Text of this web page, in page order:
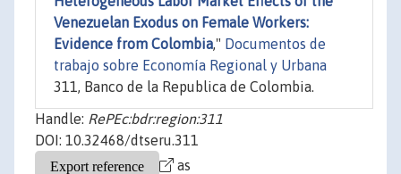
Venezuelan Exodus on Female Workers:
Evidence from Colombia," Documentos de
trabajo sobre Economía Regional y Urbana
311, Banco de la Republica de Colombia.
Handle: RePEc:bdr:region:311
DOI: 10.32468/dtseru.311
as